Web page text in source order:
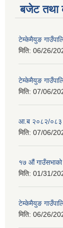
बजेट तथा
टेम्केमैयुङ
मिति: 06/26/
टेम्केमैयुङ
मिति: 07/06/
आ.ब २०८२/०८३
मिति: 07/06/
१७ औं
मिति: 01/31/
टेम्केमैयुङ
मिति: 06/26/